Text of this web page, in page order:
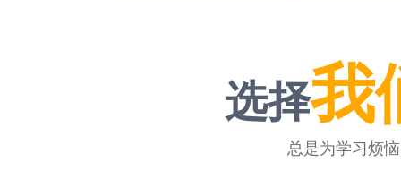
选择我
总是为学习烦